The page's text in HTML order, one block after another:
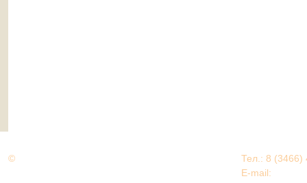
©
Тел.: 8 (3466)
E-mail: